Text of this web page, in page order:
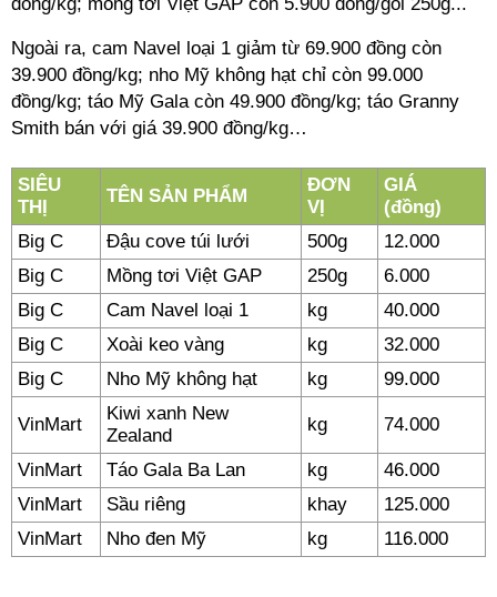
Ngoài ra, cam Navel loại 1 giảm từ 69.900 đồng còn
39.900 đồng/kg; nho Mỹ không hạt chỉ còn 99.000
đồng/kg; táo Mỹ Gala còn 49.900 đồng/kg; táo Granny
Smith bán với giá 39.900 đồng/kg…
SIÊU
THỊ
TÊN SẢN PHẨM
ĐƠN
VỊ
GIÁ
(đồng)
Big C
Đậu cove túi lưới 500g
12.000
Big C
Mồng tơi Việt GAP 250g
6.000
Big C
Cam Navel loại 1 kg
40.000
Big C
Xoài keo vàng kg
32.000
Big C
Nho Mỹ không hạt kg 99.000
VinMart
Kiwi xanh New
Zealand
kg 74.000
VinMart Táo Gala Ba Lan kg
46.000
VinMart
Sầu riêng khay
125.000
VinMart
Nho đen Mỹ kg 116.000